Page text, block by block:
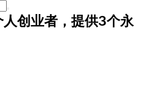
创业者，提供3个永